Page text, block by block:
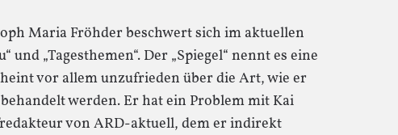
Maria Fröhder beschwert sich im aktuellen
und „Tagesthemen“. Der „Spiegel“ nennt es eine
vor allem unzufrieden über die Art, wie er
werden. Er hat ein Problem mit Kai
von ARD-aktuell, dem er indirekt